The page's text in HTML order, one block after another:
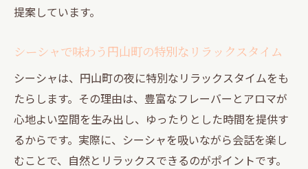
提案しています。
シーシャで味わう円山町の特別なリラックスタイム
シーシャは、円山町の夜に特別なリラックスタイムをも
たらします。その理由は、豊富なフレーバーとアロマが
心地よい空間を生み出し、ゆったりとした時間を提供す
るからです。実際に、シーシャを吸いながら会話を楽し
むことで、自然とリラックスできるのがポイントです。